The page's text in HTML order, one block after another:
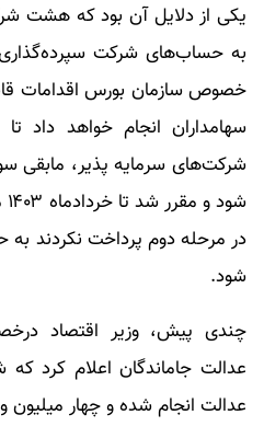
یکی از دلایل آن بود که هشت
به حساب‌های شرکت سپرده‌گذاری
خصوص سازمان بورس اقدامات
سهامداران انجام خواهد داد
شرکت‌های سرمایه پذیر، مابقی
در مرحله دوم پرداخت نکردند به
شود.
چندی پیش، وزیر اقتصاد
عدالت جاماندگان اعلام کرد
عدالت انجام شده و چهار میلیون و ۷۰۰ هزار نفر تایید شدند.